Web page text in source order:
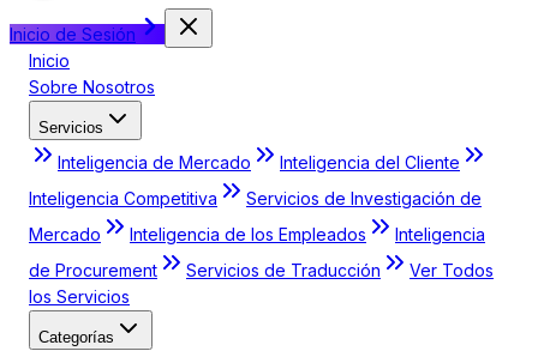
Inicio de Sesión
Inicio
Sobre Nosotros
Servicios
Inteligencia de Mercado
Inteligencia del Cliente
Inteligencia Competitiva
Servicios de Investigación de
Mercado
Inteligencia de los Empleados
Inteligencia
de Procurement
Servicios de Traducción
Ver Todos
los Servicios
Categorías